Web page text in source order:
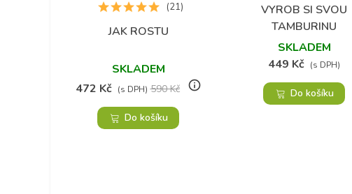
Přidat do oblíbených
JAK ROSTU
SKLADEM
472 Kč (s DPH) 590 Kč info_outline
(21)
Do košíku
Přidat do oblíbených
VYROB SI SVOU
TAMBURINU
SKLADEM
449 Kč (s DPH)
Do košíku